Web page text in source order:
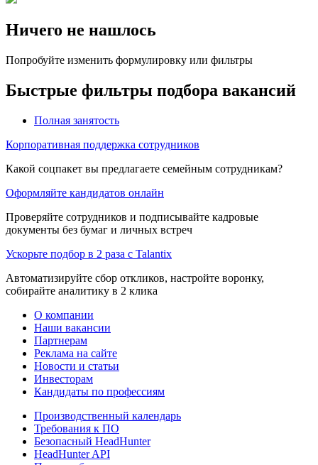
Ничего не нашлось
Попробуйте изменить формулировку или фильтры
Быстрые фильтры подбора вакансий
Полная занятость
Корпоративная поддержка сотрудников
Какой соцпакет вы предлагаете семейным сотрудникам?
Оформляйте кандидатов онлайн
Проверяйте сотрудников и подписывайте кадровые
документы без бумаг и личных встреч
Ускорьте подбор в 2 раза с Talantix
Автоматизируйте сбор откликов, настройте воронку,
собирайте аналитику в 2 клика
О компании
Наши вакансии
Партнерам
Реклама на сайте
Новости и статьи
Инвесторам
Кандидаты по профессиям
Производственный календарь
Требования к ПО
Безопасный HeadHunter
HeadHunter API